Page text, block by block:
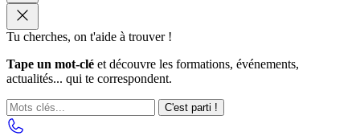
Tu cherches, on t'aide à trouver !
Tape un mot-clé et découvre les formations, événements,
actualités... qui te correspondent.
C'est parti !